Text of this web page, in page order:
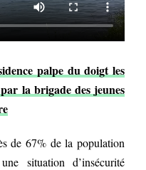
palpe du doigt les
la brigade des jeunes
de 67% de la population
situation d’insécurité